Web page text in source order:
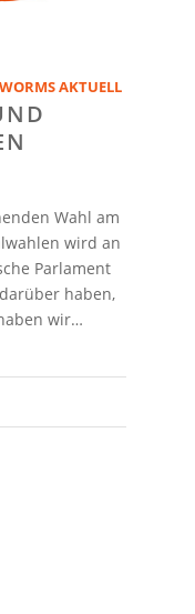
WORMS AKTUELL
Wahl am
wird an
Parlament
haben,
wir…